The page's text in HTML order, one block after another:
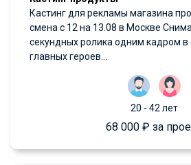
Кастинг для рекламы магазина
смена с 12 на 13.08 в Москве
секундных ролика одним кадром в
главных героев...
20 - 42 лет
68 000 ₽ за